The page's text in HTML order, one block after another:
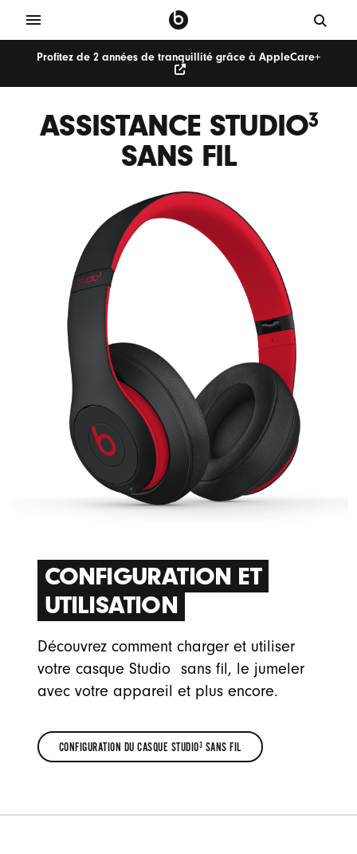
Profitez de 2 années de tranquillité grâce à AppleCare+
ASSISTANCE STUDIO3
SANS FIL
CONFIGURATION ET
UTILISATION
Découvrez comment charger et utiliser
votre casque Studio
sans fil, le jumeler
avec votre appareil et plus encore.
CONFIGURATION DU CASQUE STUDIO3 SANS FIL